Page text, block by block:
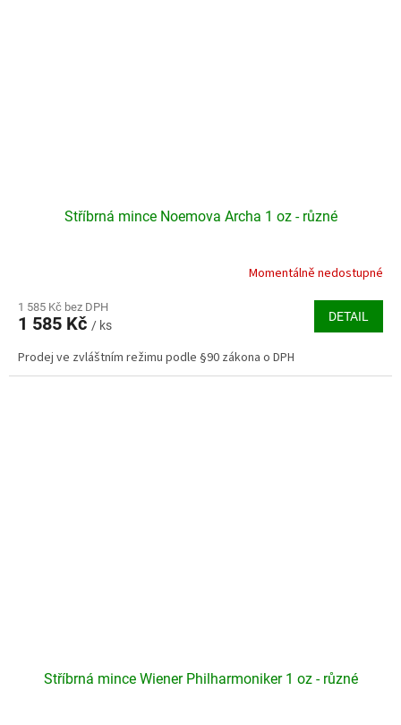
Stříbrná mince Noemova Archa 1 oz - různé
produktu
je
z
5
Momentálně nedostupné
1 585 Kč bez DPH
1 585 Kč / ks
DETAIL
Prodej ve zvláštním režimu podle §90 zákona o DPH
Stříbrná mince Wiener Philharmoniker 1 oz - různé